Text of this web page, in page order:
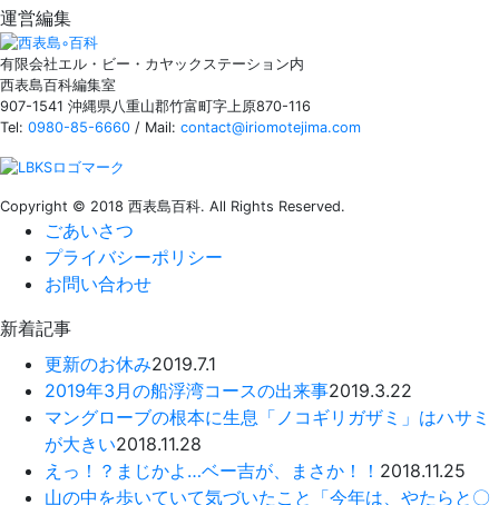
運営編集
有限会社エル・ビー・カヤックステーション内
西表島百科編集室
907-1541 沖縄県八重山郡竹富町字上原870-116
Tel: 0980-85-6660 / Mail: contact@iriomotejima.com
Copyright © 2018 西表島百科. All Rights Reserved.
ごあいさつ
プライバシーポリシー
お問い合わせ
新着記事
更新のお休み2019.7.1
2019年3月の船浮湾コースの出来事2019.3.22
マングローブの根本に生息「ノコギリガザミ」はハサミ
が大きい2018.11.28
えっ！？まじかよ…ベー吉が、まさか！！ 2018.11.25
山の中を歩いていて気づいたこと「今年は、やたらと〇